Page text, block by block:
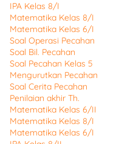
IPA Kelas 8/I
Matematika Kelas 8/I
Matematika Kelas 6/I
Soal Operasi Pecahan
Soal Bil. Pecahan
Soal Pecahan Kelas 5
Mengurutkan Pecahan
Soal Cerita Pecahan
Penilaian akhir Th.
Matematika Kelas 6/II
Matematika Kelas 8/I
Matematika Kelas 6/I